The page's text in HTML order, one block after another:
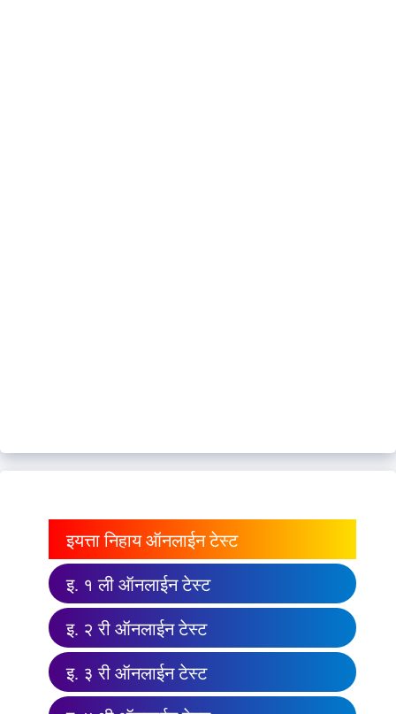
इयत्ता निहाय ऑनलाईन टेस्ट
इ. १ ली ऑनलाईन टेस्ट
इ. २ री ऑनलाईन टेस्ट
इ. ३ री ऑनलाईन टेस्ट